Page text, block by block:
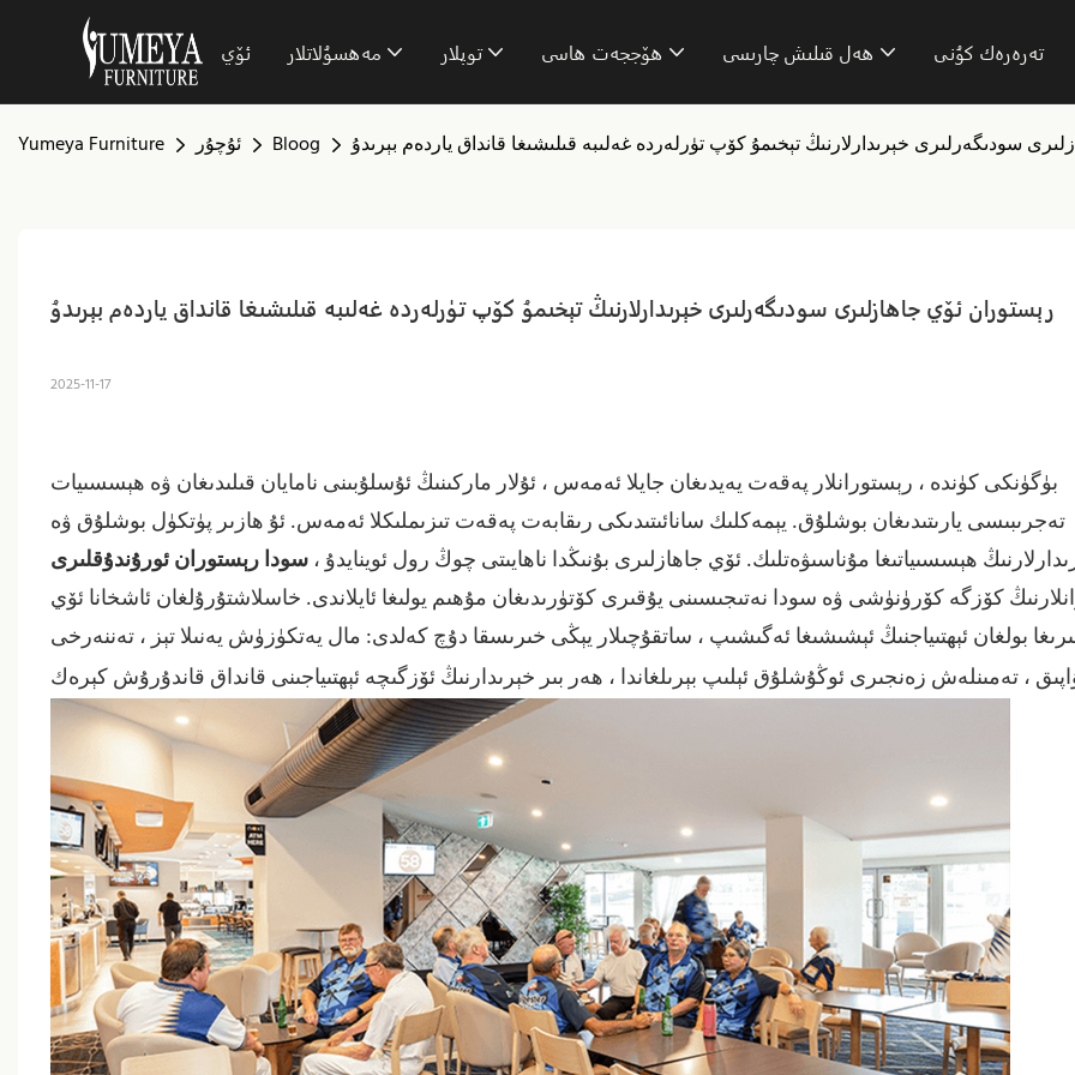
ئۆي مەھسۇلاتلار توپلار ھۆججەت ھاسى ھەل قىلىش چارىسى تەرەرەك كۇنى
Yumeya Furniture ئۇچۇر Bloog سودىگەرلىرى خېرىدارلارنىڭ تېخىمۇ كۆپ تۈرلەردە غەلىبە قىلىشىغا قانداق ياردەم بېرىدۇ
رېستوران ئۆي جاھازلىرى سودىگەرلىرى خېرىدارلارنىڭ تېخىمۇ كۆپ تۈرلەردە غەلىبە قىلىشىغا قانداق ياردەم بېرىدۇ
2025-11-17
بۈگۈنكى كۈندە ، رېستورانلار پەقەت يەيدىغان جايلا ئەمەس ، ئۇلار ماركىنىڭ ئۇسلۇبىنى نامايان قىلىدىغان ۋە ھېسسىيات
تەجرىبىسى يارىتىدىغان بوشلۇق. يېمەكلىك سانائىتىدىكى رىقابەت پەقەت تىزىملىكلا ئەمەس. ئۇ ھازىر پۈتكۈل بوشلۇق ۋە
ھېسسىياتىغا مۇناسىۋەتلىك. ئۆي جاھازلىرى بۇنىڭدا ناھايىتى چوڭ رول ئوينايدۇ ، سودا رېستوران ئورۇندۇقلىرى
كۆزگە كۆرۈنۈشى ۋە سودا نەتىجىسىنى يۇقىرى كۆتۈرىدىغان مۇھىم يولىغا ئايلاندى. خاسلاشتۇرۇلغان ئاشخانا ئۆي
بولغان ئېھتىياجنىڭ ئېشىشىغا ئەگىشىپ ، ساتقۇچىلار يېڭى خىرىسقا دۇچ كەلدى: مال يەتكۈزۈش يەنىلا تېز ، تەننەرخى
، تەمىنلەش زەنجىرى ئوڭۇشلۇق ئېلىپ بېرىلغاندا ، ھەر بىر خېرىدارنىڭ ئۆزگىچە ئېھتىياجىنى قانداق